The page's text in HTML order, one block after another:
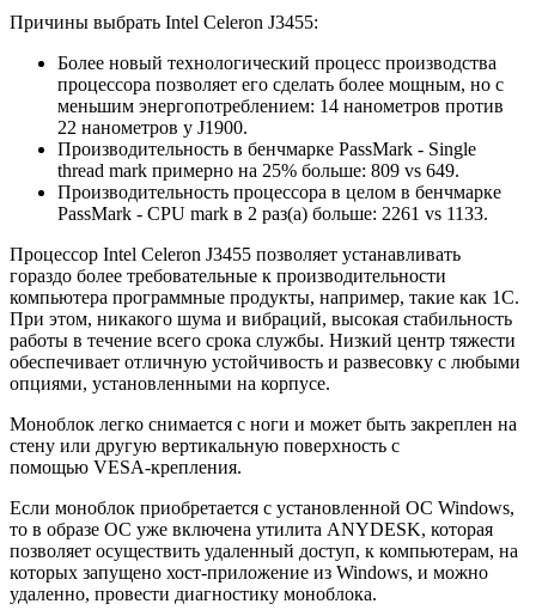
Причины выбрать Intel Celeron J3455:
Более новый технологический процесс производства
процессора позволяет его сделать более мощным, но с
меньшим энергопотреблением: 14 нанометров против
22 нанометров у J1900.
Производительность в бенчмарке PassMark - Single
thread mark примерно на 25% больше: 809 vs 649.
Производительность процессора в целом в бенчмарке
PassMark - CPU mark в 2 раз(а) больше: 2261 vs 1133.
Процессор Intel Celeron J3455 позволяет устанавливать
гораздо более требовательные к производительности
компьютера программные продукты, например, такие как 1С.
При этом, никакого шума и вибраций, высокая стабильность
работы в течение всего срока службы. Низкий центр тяжести
обеспечивает отличную устойчивость и развесовку с любыми
опциями, установленными на корпусе.
Моноблок легко снимается с ноги и может быть закреплен на
стену или другую вертикальную поверхность с
помощью VESA-крепления.
Если моноблок приобретается с установленной ОС Windows,
то в образе ОС уже включена утилита ANYDESK, которая
позволяет осуществить удаленный доступ, к компьютерам, на
которых запущено хост-приложение из Windows, и можно
удаленно, провести диагностику моноблока.